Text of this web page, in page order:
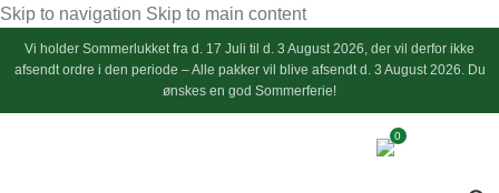
Skip to navigation Skip to main content
Vi holder Sommerlukketfra d. 17 Juli til d. 3 August 2026, der vil derfor ikke
afsendt ordre i den periode – Alle pakker vil blive afsendt d. 3 August 2026. Du
ønskes en god Sommerferie!
0